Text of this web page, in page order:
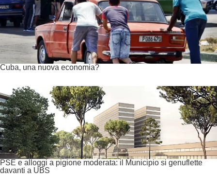
Cuba, una nuova economia?
PSE e alloggi a pigione moderata: il Municipio si genuflette
davanti a UBS